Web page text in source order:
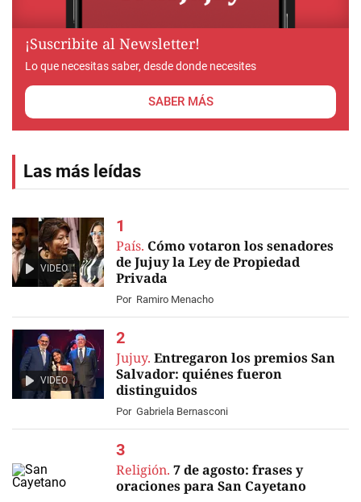
¡Suscribite al Newsletter!
Lo que necesitas saber, desde donde necesites
SABER MÁS
Las más leídas
VIDEO
País. Cómo votaron los senadores
de Jujuy la Ley de Propiedad
Privada
Por Ramiro Menacho
VIDEO
Jujuy. Entregaron los premios San
Salvador: quiénes fueron
distinguidos
Por Gabriela Bernasconi
Religión. 7 de agosto: frases y
oraciones para San Cayetano